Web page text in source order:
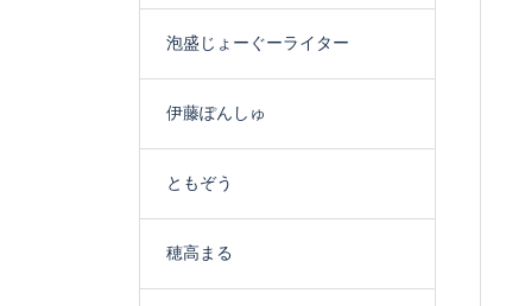
泡盛じょーぐーライター
伊藤ぽんしゅ
ともぞう
穂高まる